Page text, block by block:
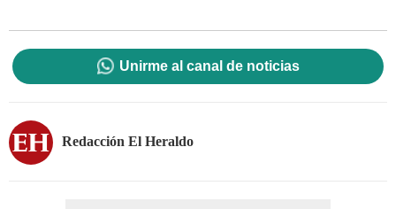
Unirme al canal de noticias
Redacción El Heraldo